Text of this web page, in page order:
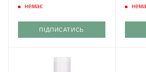
немає
ПІДПИСАТИСЬ